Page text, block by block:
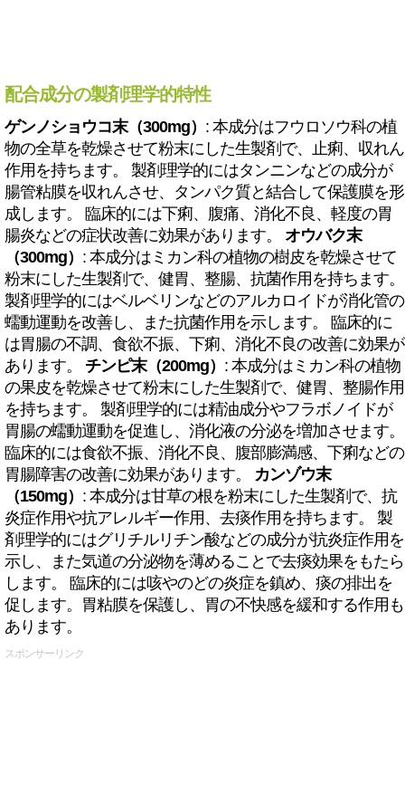
配合成分の製剤理学的特性
ゲンノショウコ末（300mg） : 本成分はフウロソウ科の植
物の全草を乾燥させて粉末にした生製剤で、止痢、収れん
作用を持ちます。 製剤理学的にはタンニンなどの成分が
腸管粘膜を収れんさせ、タンパク質と結合して保護膜を形
成します。 臨床的には下痢、腹痛、消化不良、軽度の胃
腸炎などの症状改善に効果があります。 オウバク末
（300mg） : 本成分はミカン科の植物の樹皮を乾燥させて
粉末にした生製剤で、健胃、整腸、抗菌作用を持ちます。
製剤理学的にはベルベリンなどのアルカロイドが消化管の
蠕動運動を改善し、また抗菌作用を示します。 臨床的に
は胃腸の不調、食欲不振、下痢、消化不良の改善に効果が
あります。 チンピ末（200mg） : 本成分はミカン科の植物
の果皮を乾燥させて粉末にした生製剤で、健胃、整腸作用
を持ちます。 製剤理学的には精油成分やフラボノイドが
胃腸の蠕動運動を促進し、消化液の分泌を増加させます。
臨床的には食欲不振、消化不良、腹部膨満感、下痢などの
胃腸障害の改善に効果があります。 カンゾウ末
（150mg） : 本成分は甘草の根を粉末にした生製剤で、抗
炎症作用や抗アレルギー作用、去痰作用を持ちます。 製
剤理学的にはグリチルリチン酸などの成分が抗炎症作用を
示し、また気道の分泌物を薄めることで去痰効果をもたら
します。 臨床的には咳やのどの炎症を鎮め、痰の排出を
促します。胃粘膜を保護し、胃の不快感を緩和する作用も
あります。
スポンサーリンク